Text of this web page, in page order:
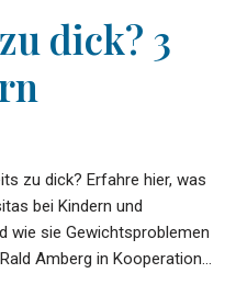
dick? 3
zu dick? Erfahre hier, was
bei Kindern und
wie sie Gewichtsproblemen
Amberg in Kooperation…